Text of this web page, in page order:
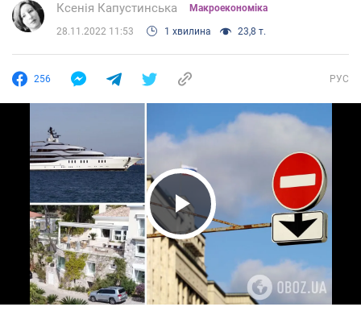
Ксенія Капустинська Mакроекономіка
28.11.2022 11:53 1 хвилина 23,8 т.
256 РУС
Play Video